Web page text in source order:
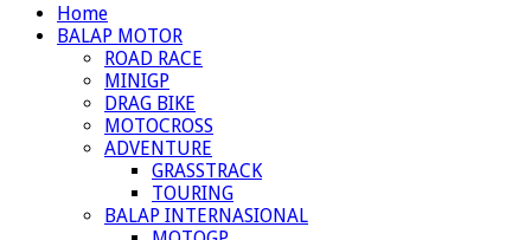
Home
BALAP MOTOR
ROAD RACE
MINIGP
DRAG BIKE
MOTOCROSS
ADVENTURE
GRASSTRACK
TOURING
BALAP INTERNASIONAL